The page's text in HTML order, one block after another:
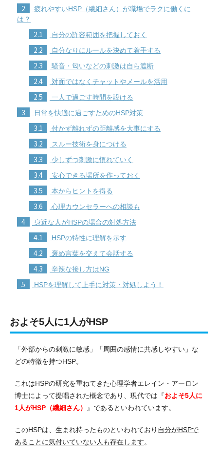
2
疲れやすいHSP（繊細さん）が職場でラクに働くに
は？
2.1 自分の許容範囲を把握しておく
2.2 自分なりにルールを決めて着手する
2.3 騒音・匂いなどの刺激は自ら遮断
2.4 対面ではなくチャットやメールを活用
2.5 一人で過ごす時間を設ける
3 日常を快適に過ごすためのHSP対策
3.1 付かず離れずの距離感を大事にする
3.2 スルー技術を身につける
3.3 少しずつ刺激に慣れていく
3.4 安心できる場所を作っておく
3.5 本からヒントを得る
3.6 心理カウンセラーへの相談も
4 身近な人がHSPの場合の対処方法
4.1 HSPの特性に理解を示す
4.2 褒め言葉を交えて会話する
4.3 辛辣な接し方はNG
5 HSPを理解して上手に対策・対処しよう！
およそ5人に1人がHSP
「外部からの刺激に敏感」「周囲の感情に共感しやすい」な
どの特徴を持つHSP。
これはHSPの研究を重ねてきた心理学者エレイン・アーロン
博士によって提唱された概念であり、現代では『およそ5人に
1人がHSP（繊細さん）
』であるといわれています。
このHSPは、生まれ持ったものといわれており 自分がHSPで
あることに気付いていない人も存在します。